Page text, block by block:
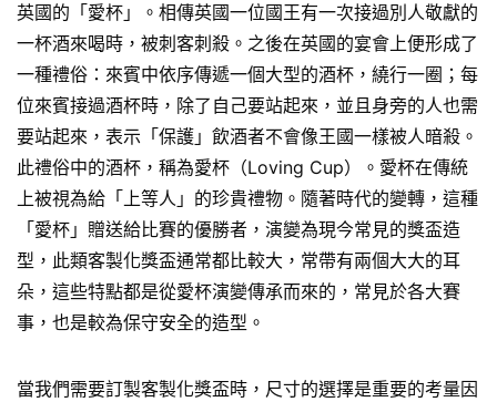
英國的「愛杯」。相傳英國一位國王有一次接過別人敬獻的
一杯酒來喝時，被刺客刺殺。之後在英國的宴會上便形成了
一種禮俗：來賓中依序傳遞一個大型的酒杯，繞行一圈；每
位來賓接過酒杯時，除了自己要站起來，並且身旁的人也需
要站起來，表示「保護」飲酒者不會像王國一樣被人暗殺。
此禮俗中的酒杯，稱為愛杯（Loving Cup）。愛杯在傳統
上被視為給「上等人」的珍貴禮物。隨著時代的變轉，這種
「愛杯」贈送給比賽的優勝者，演變為現今常見的獎盃造
型，此類客製化獎盃通常都比較大，常帶有兩個大大的耳
朵，這些特點都是從愛杯演變傳承而來的，常見於各大賽
事，也是較為保守安全的造型。
當我們需要訂製客製化獎盃時，尺寸的選擇是重要的考量因